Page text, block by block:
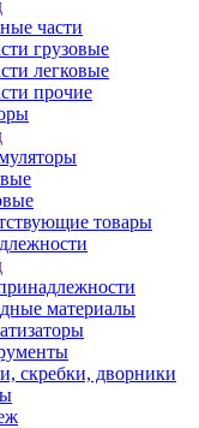
части
грузовые
легковые
прочие
товары
материалы
скребки, дворники